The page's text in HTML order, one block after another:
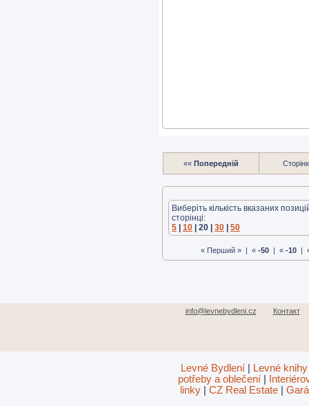
«« Попередній
Виберіть кількість вказаних
сторінці:
5
10 | 20 | 30 50
« Перший » | « -50 | « -10 |
info@levnebydleni.cz Контакт
Levné Bydlení Levné knihy
potřeby a oblečení
linky| CZ Real Estate|